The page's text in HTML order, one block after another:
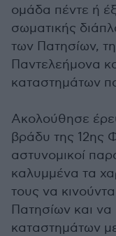
ομάδα πέντε ή
σωματικής
των Πατησίων,
Παντελεήμονα
καταστημάτων
Ακολούθησε
βράδυ της 12ης
αστυνομικοί
καλυμμένα τα
τους να
Πατησίων και να
καταστημάτων